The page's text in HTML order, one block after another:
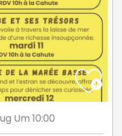
Um 10:00